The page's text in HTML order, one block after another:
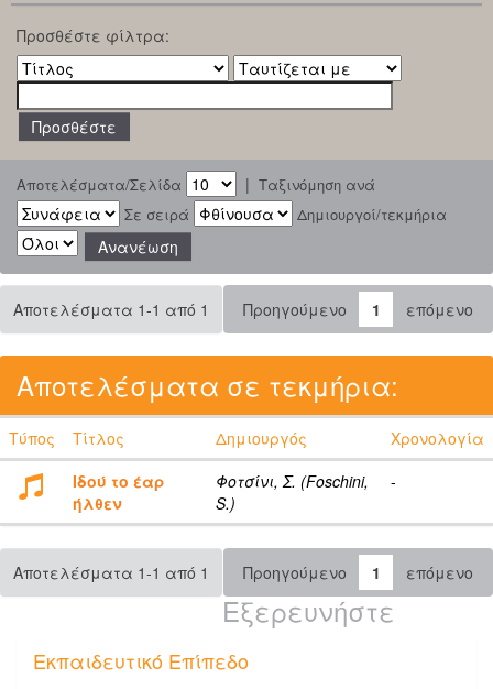
Προσθέστε φίλτρα:
Αποτελέσματα/Σελίδα | Ταξινόμηση ανά
Σε σειρά
Δημιουργοί/τεκμήρια
Αποτελέσματα 1-1 από 1 Προηγούμενο 1 επόμενο
Αποτελέσματα σε τεκμήρια:
Τύπος Τίτλος Δημιουργός
Χρονολογία
Ιδού το έαρ
ήλθεν
Φοτσίνι, Σ. (Foschini,
S.)
-
Αποτελέσματα 1-1 από 1 Προηγούμενο 1 επόμενο
Εξερευνήστε
Εκπαιδευτικό Επίπεδο